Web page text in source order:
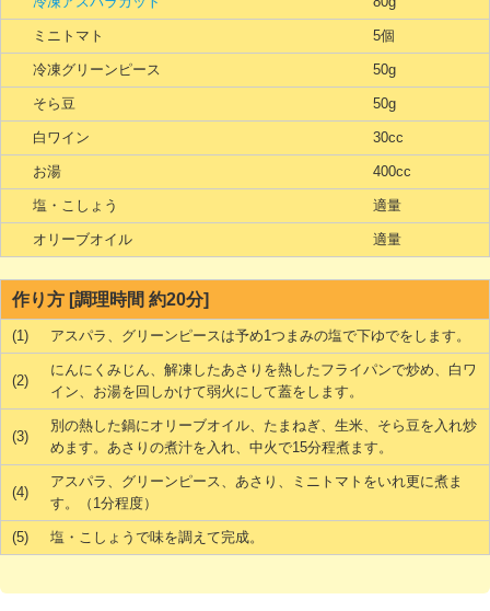
ミニトマト 5個
冷凍グリーンピース 50g
そら豆 50g
白ワイン 30cc
お湯 400cc
塩・こしょう 適量
オリーブオイル 適量
作り方 [調理時間 約20分]
(1) アスパラ、グリーンピースは予め1つまみの塩で下ゆでをします。
(2)
にんにくみじん、解凍したあさりを熱したフライパンで炒め、白ワ
イン、お湯を回しかけて弱火にして蓋をします。
(3)
別の熱した鍋にオリーブオイル、たまねぎ、生米、そら豆を入れ炒
めます。あさりの煮汁を入れ、中火で15分程煮ます。
(4)
アスパラ、グリーンピース、あさり、ミニトマトをいれ更に煮ま
す。（1分程度）
(5) 塩・こしょうで味を調えて完成。